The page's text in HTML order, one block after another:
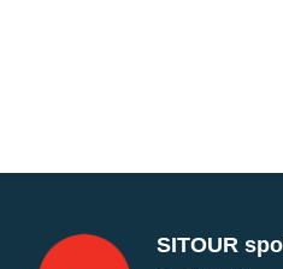
SITOUR